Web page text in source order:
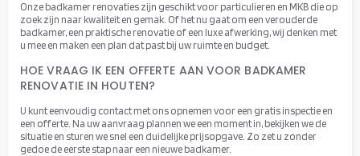
Onze badkamer renovaties zijn geschikt voor particulieren en MKB die op
zoek zijn naar kwaliteit en gemak. Of het nu gaat om een verouderde
badkamer, een praktische renovatie of een luxe afwerking, wij denken met
u mee en maken een plan dat past bij uw ruimte en budget.
HOE VRAAG IK EEN OFFERTE AAN VOOR BADKAMER
RENOVATIE IN HOUTEN?
U kunt eenvoudig contact met ons opnemen voor een gratis inspectie en
een offerte. Na uw aanvraag plannen we een moment in, bekijken we de
situatie en sturen we snel een duidelijke prijsopgave. Zo zet u zonder
gedoe de eerste stap naar een nieuwe badkamer.